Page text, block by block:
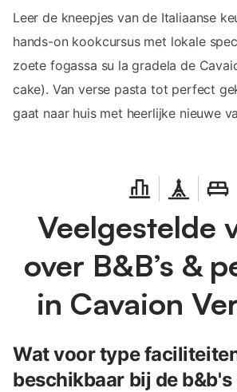
Leer de kneepjes van de Italiaanse
hands-on kookcursus met lokale
zoete fogassa su la gradela de
cake). Van verse pasta tot perfect
gaat naar huis met heerlijke nieuwe
Veelgestelde
over B&B’s &
in Cavaion
Wat voor type
beschikbaar bij de b&b's